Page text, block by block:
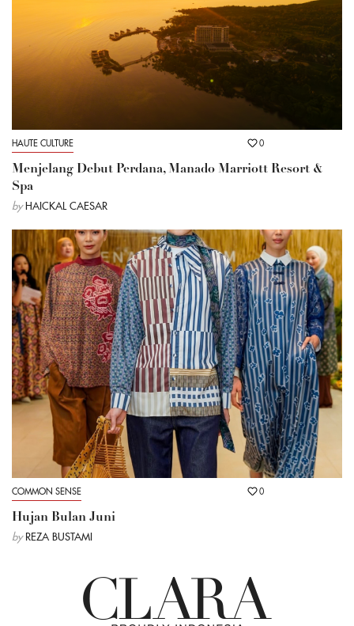
HAUTE CULTURE 0
Menjelang Debut Perdana, Manado Marriott Resort &
Spa
by HAICKAL CAESAR
COMMON SENSE 0
Hujan Bulan Juni
by REZA BUSTAMI